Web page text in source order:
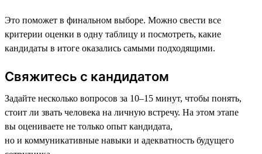
Это поможет в финальном выборе. Можно свести все
критерии оценки в одну таблицу и посмотреть, какие
кандидаты в итоге оказались самыми подходящими.
Свяжитесь с кандидатом
Задайте несколько вопросов за 10–15 минут, чтобы понять,
стоит ли звать человека на личную встречу. На этом этапе
вы оцениваете не только опыт кандидата,
но и коммуникативные навыки и адекватность будущего